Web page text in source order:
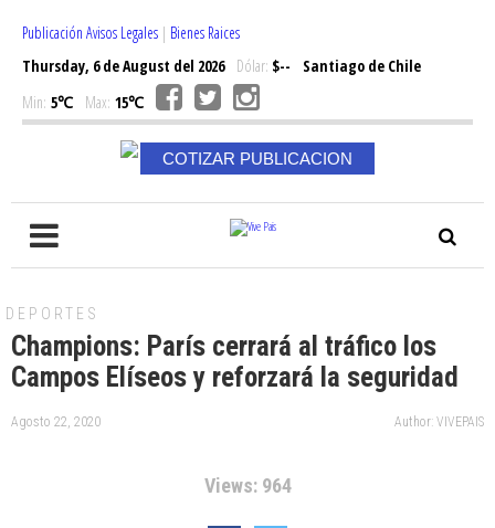
Publicación Avisos Legales | Bienes Raices
Thursday, 6 de August del 2026Dólar: $--
Santiago de Chile
Min: 5℃ Max: 15℃
COTIZAR PUBLICACION
DEPORTES
Champions: París cerrará al tráfico los
Campos Elíseos y reforzará la seguridad
Agosto 22, 2020 Author: VIVEPAIS
Views: 964